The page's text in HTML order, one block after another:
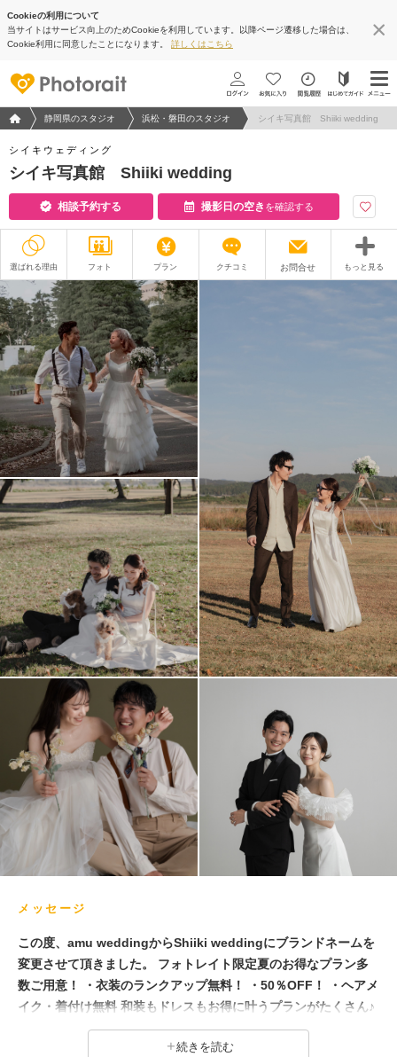
Cookieの利用について
当サイトはサービス向上のためCookieを利用しています。以降ページ遷移した場合は、
Cookie利用に同意したことになります。 詳しくはこちら
フォトウエディング/結婚写真のPhotorait ホーム
静岡県のスタジオ 浜松・磐田のスタジオ シイキ写真館 Shiiki wedding
シイキウェディング
シイキ写真館 Shiiki wedding
相談予約する 撮影日の空き を確認する
選ばれる理由 フォト プラン クチコミ お問合せ もっと見る
撮影レポート フォトグラファー
衣装
オプション
アクセス/TEL
こだわりポイント
スタジオでの撮影 海での撮影
豊富な色打掛・着物
フォト＋会食 豊富なドレス
神社・寺院での撮影
ガーデンでの撮影
豊富な白無垢
ソロウエディング
撮影前の打ち合わせ
メッセージ
この度、amu weddingからShiiki weddingにブランドネームを
変更させて頂きました。 フォトレイト限定夏のお得なプラン多
数ご用意！ ・衣装のランクアップ無料！ ・50％OFF！ ・ヘアメ
イク・着付け無料 和装もドレスもお得に叶うプランがたくさん♪
撮影スタジオは浜松・磐田の2か所、衣装が選べるドレスサロン
は浜松に完備！ 静岡県で5万件以上の結婚写真を手掛ける創業10
続きを読む